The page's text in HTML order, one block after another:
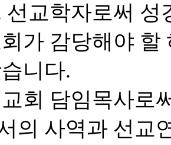
선교학자로써
가 감당해야
니다.
회 담임목사로
의 사역과 선교